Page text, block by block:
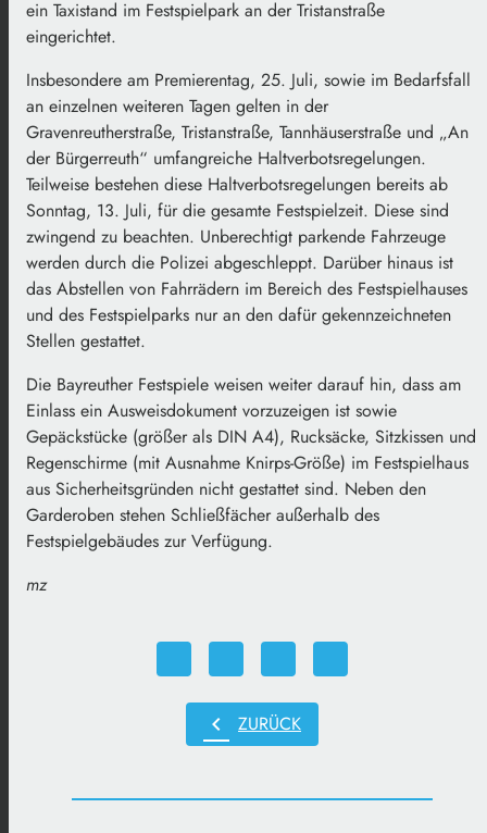
ein Taxistand im Festspielpark an der Tristanstraße
eingerichtet.
Insbesondere am Premierentag, 25. Juli, sowie im Bedarfsfall
an einzelnen weiteren Tagen gelten in der
Gravenreutherstraße, Tristanstraße, Tannhäuserstraße und „An
der Bürgerreuth“ umfangreiche Haltverbotsregelungen.
Teilweise bestehen diese Haltverbotsregelungen bereits ab
Sonntag, 13. Juli, für die gesamte Festspielzeit. Diese sind
zwingend zu beachten. Unberechtigt parkende Fahrzeuge
werden durch die Polizei abgeschleppt. Darüber hinaus ist
das Abstellen von Fahrrädern im Bereich des Festspielhauses
und des Festspielparks nur an den dafür gekennzeichneten
Stellen gestattet.
Die Bayreuther Festspiele weisen weiter darauf hin, dass am
Einlass ein Ausweisdokument vorzuzeigen ist sowie
Gepäckstücke (größer als DIN A4), Rucksäcke, Sitzkissen und
Regenschirme (mit Ausnahme Knirps-Größe) im Festspielhaus
aus Sicherheitsgründen nicht gestattet sind. Neben den
Garderoben stehen Schließfächer außerhalb des
Festspielgebäudes zur Verfügung.
mz
chevron_left ZURÜCK